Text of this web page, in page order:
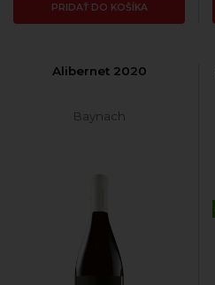
PRIDAŤ DO KOŠÍKA
Alibernet 2020
Baynach